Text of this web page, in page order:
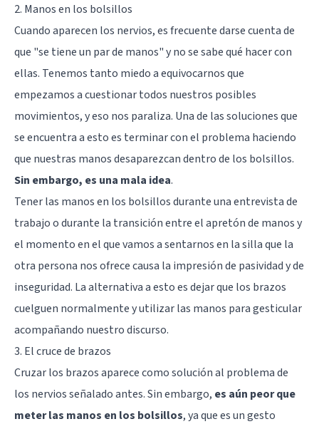
2. Manos en los bolsillos
Cuando aparecen los nervios, es frecuente darse cuenta de
que "se tiene un par de manos" y no se sabe qué hacer con
ellas. Tenemos tanto miedo a equivocarnos que
empezamos a cuestionar todos nuestros posibles
movimientos, y eso nos paraliza. Una de las soluciones que
se encuentra a esto es terminar con el problema haciendo
que nuestras manos desaparezcan dentro de los bolsillos.
Sin embargo, es una mala idea.
Tener las manos en los bolsillos durante una entrevista de
trabajo o durante la transición entre el apretón de manos y
el momento en el que vamos a sentarnos en la silla que la
otra persona nos ofrece causa la impresión de pasividad y de
inseguridad. La alternativa a esto es dejar que los brazos
cuelguen normalmente y utilizar las manos para gesticular
acompañando nuestro discurso.
3. El cruce de brazos
Cruzar los brazos aparece como solución al problema de
los nervios señalado antes. Sin embargo, es aún peor que
meter las manos en los bolsillos, ya que es un gesto